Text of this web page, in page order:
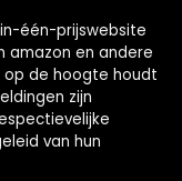
één-prijswebsite
amazon en andere
de hoogte houdt
zijn
van hun